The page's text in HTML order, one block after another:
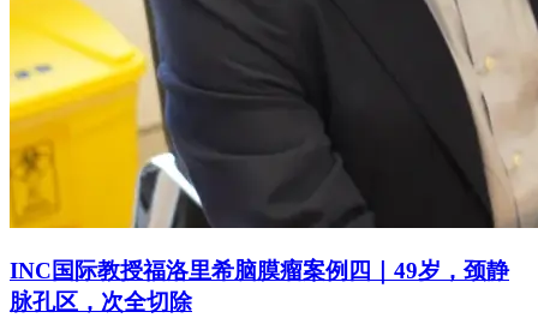
INC国际教授福洛里希脑膜瘤案例四｜49岁，颈静
脉孔区，次全切除